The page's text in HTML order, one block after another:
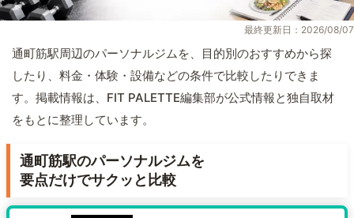
最終更新日：2026/08/07
通町筋駅周辺のパーソナルジムを、目的別のおすすめから探
したり、料金・体験・設備などの条件で比較したりできま
す。掲載情報は、FIT PALETTE編集部が公式情報と独自取材
をもとに整理しています。
通町筋駅のパーソナルジムを
要点だけでサクッと比較